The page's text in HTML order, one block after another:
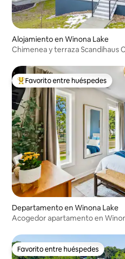
Alojamiento en Winona Lake
Chimenea y terraza Scandihaus
Favorito entre los huéspedes
Favorito entre huéspedes
Departamento en Winona Lake
Acogedor apartamento en
Favorito entre huéspedes
Favorito entre huéspedes